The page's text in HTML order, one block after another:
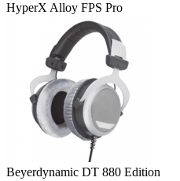
HyperX Alloy FPS Pro
Beyerdynamic DT 880 Edition